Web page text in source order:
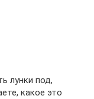
лунки под,
какое это